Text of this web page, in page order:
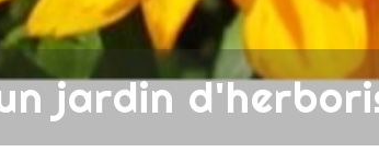
jardin